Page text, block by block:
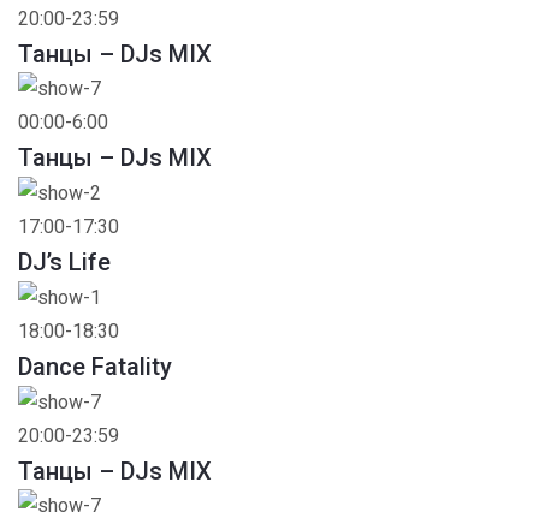
20:00-23:59
Танцы – DJs MIX
00:00-6:00
Танцы – DJs MIX
17:00-17:30
DJ’s Life
18:00-18:30
Dance Fatality
20:00-23:59
Танцы – DJs MIX